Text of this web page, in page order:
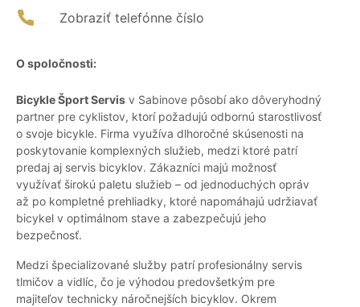
Zobraziť telefónne číslo
O spoločnosti:
Bicykle Šport Servis v Sabinove pôsobí ako dôveryhodný
partner pre cyklistov, ktorí požadujú odbornú starostlivosť
o svoje bicykle. Firma využíva dlhoročné skúsenosti na
poskytovanie komplexných služieb, medzi ktoré patrí
predaj aj servis bicyklov. Zákazníci majú možnosť
využívať širokú paletu služieb – od jednoduchých opráv
až po kompletné prehliadky, ktoré napomáhajú udržiavať
bicykel v optimálnom stave a zabezpečujú jeho
bezpečnosť.
Medzi špecializované služby patrí profesionálny servis
tlmičov a vidlíc, čo je výhodou predovšetkým pre
majiteľov technicky náročnejších bicyklov. Okrem